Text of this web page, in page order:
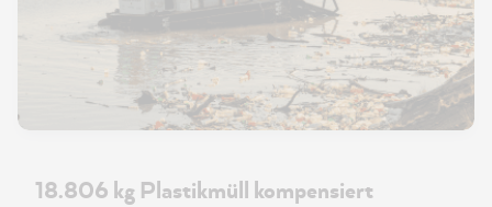
18.806 kg Plastikmüll kompensiert